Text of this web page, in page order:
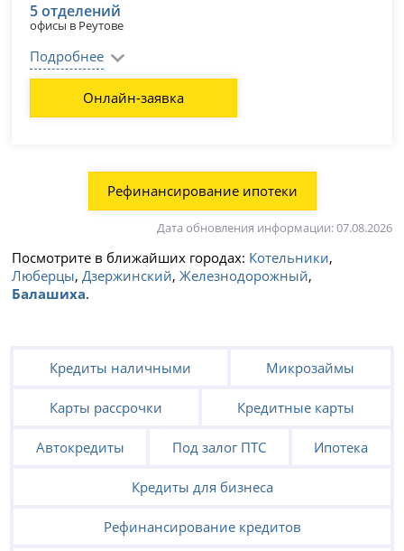
5 отделений
офисы в Реутове
Подробнее
Онлайн-заявка
Рефинансирование ипотеки
Дата обновления информации: 07.08.2026
Посмотрите в ближайших городах: Котельники,
Люберцы,Дзержинский,Железнодорожный,
Балашиха.
Кредиты наличными Микрозаймы
Карты рассрочки Кредитные карты
Автокредиты Под залог ПТС Ипотека
Кредиты для бизнеса
Рефинансирование кредитов